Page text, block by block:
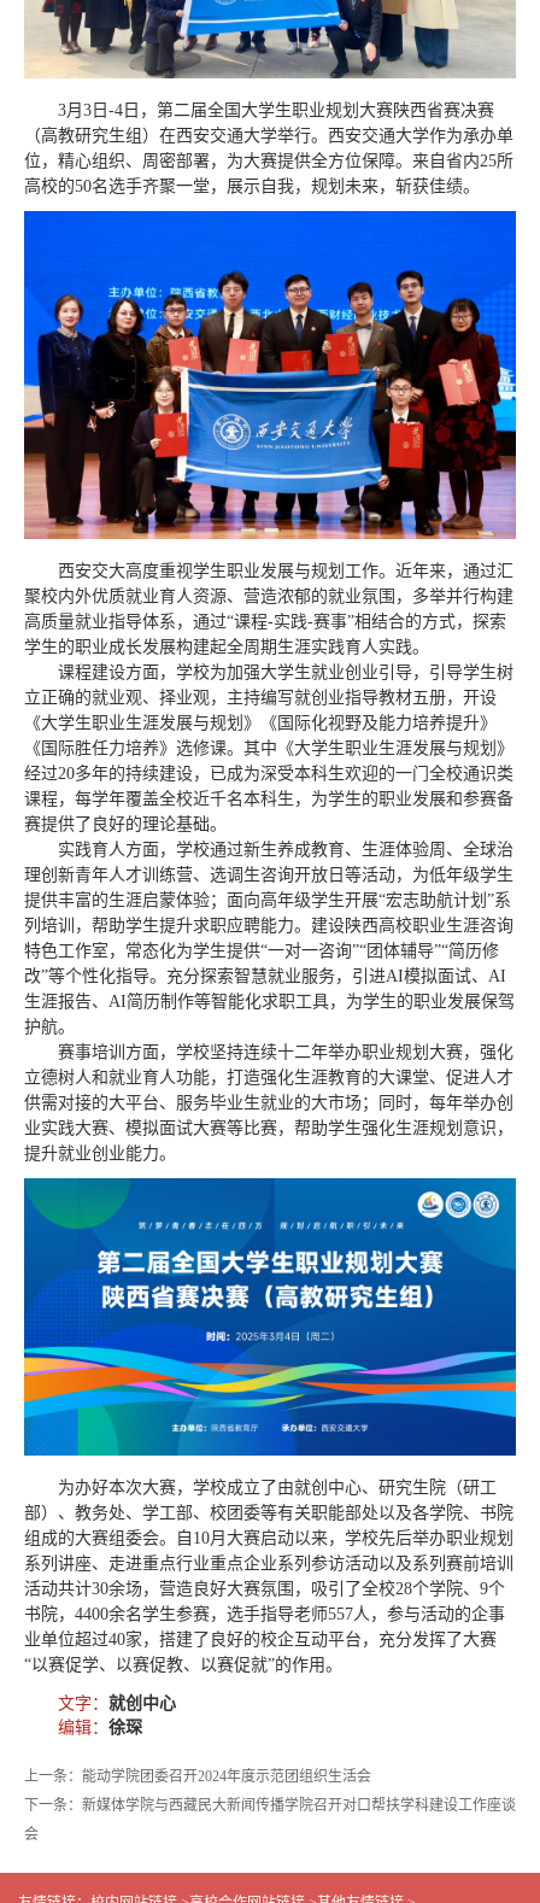
3月3日-4日，第二届全国大学生职业规划大赛陕西省赛决赛
（高教研究生组）在西安交通大学举行。西安交通大学作为承办单
位，精心组织、周密部署，为大赛提供全方位保障。来自省内25所
高校的50名选手齐聚一堂，展示自我，规划未来，斩获佳绩。
西安交大高度重视学生职业发展与规划工作。近年来，通过汇
聚校内外优质就业育人资源、营造浓郁的就业氛围，多举并行构建
高质量就业指导体系，通过“课程-实践-赛事”相结合的方式，探索
学生的职业成长发展构建起全周期生涯实践育人实践。
课程建设方面，学校为加强大学生就业创业引导，引导学生树
立正确的就业观、择业观，主持编写就创业指导教材五册，开设
《大学生职业生涯发展与规划》《国际化视野及能力培养提升》
《国际胜任力培养》选修课。其中《大学生职业生涯发展与规划》
经过20多年的持续建设，已成为深受本科生欢迎的一门全校通识类
课程，每学年覆盖全校近千名本科生，为学生的职业发展和参赛备
赛提供了良好的理论基础。
实践育人方面，学校通过新生养成教育、生涯体验周、全球治
理创新青年人才训练营、选调生咨询开放日等活动，为低年级学生
提供丰富的生涯启蒙体验；面向高年级学生开展“宏志助航计划”系
列培训，帮助学生提升求职应聘能力。建设陕西高校职业生涯咨询
特色工作室，常态化为学生提供“一对一咨询”“团体辅导”“简历修
改”等个性化指导。充分探索智慧就业服务，引进AI模拟面试、AI
生涯报告、AI简历制作等智能化求职工具，为学生的职业发展保驾
护航。
赛事培训方面，学校坚持连续十二年举办职业规划大赛，强化
立德树人和就业育人功能，打造强化生涯教育的大课堂、促进人才
供需对接的大平台、服务毕业生就业的大市场；同时，每年举办创
业实践大赛、模拟面试大赛等比赛，帮助学生强化生涯规划意识，
提升就业创业能力。
为办好本次大赛，学校成立了由就创中心、研究生院（研工
部）、教务处、学工部、校团委等有关职能部处以及各学院、书院
组成的大赛组委会。自10月大赛启动以来，学校先后举办职业规划
系列讲座、走进重点行业重点企业系列参访活动以及系列赛前培训
活动共计30余场，营造良好大赛氛围，吸引了全校28个学院、9个
书院，4400余名学生参赛，选手指导老师557人，参与活动的企事
业单位超过40家，搭建了良好的校企互动平台，充分发挥了大赛
“以赛促学、以赛促教、以赛促就”的作用。
文字： 就创中心
编辑： 徐琛
上一条：能动学院团委召开2024年度示范团组织生活会
下一条：新媒体学院与西藏民大新闻传播学院召开对口帮扶学科建设工作座谈
会